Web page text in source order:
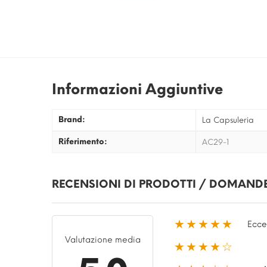
Informazioni Aggiuntive
Brand: La Capsuleria
Riferimento: AC29-1
RECENSIONI DI PRODOTTI /
Valutazione media
★★★★★
★★★★☆